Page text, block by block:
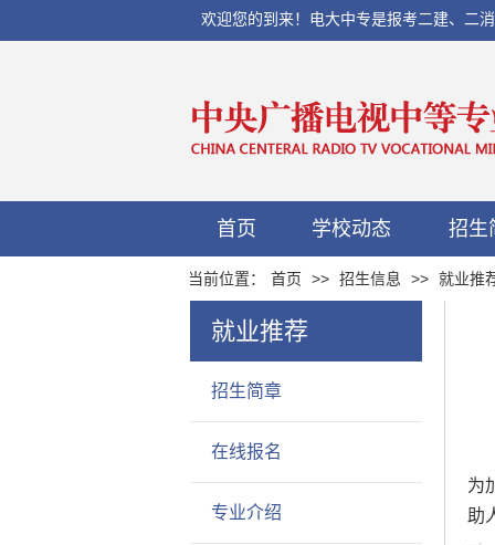
欢迎您的到来！电大中专是报考二建、二
首页 学校动态 招生
当前位置： 首页 >> 招生信息 >> 就业推
就业推荐
招生简章
在线报名
专业介绍
为
助